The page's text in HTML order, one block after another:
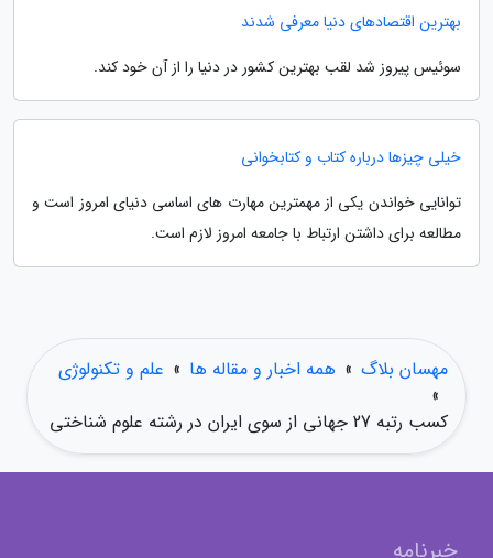
بهترین اقتصادهای دنیا معرفی شدند
سوئیس پیروز شد لقب بهترین کشور در دنیا را از آن خود کند.
خیلی چیزها درباره کتاب و کتابخوانی
توانایی خواندن یکی از مهمترین مهارت های اساسی دنیای امروز است و
مطالعه برای داشتن ارتباط با جامعه امروز لازم است.
مهسان بلاگ » همه اخبار و مقاله ها » علم و تکنولوژی
»
کسب رتبه 27 جهانی از سوی ایران در رشته علوم شناختی
خبرنامه